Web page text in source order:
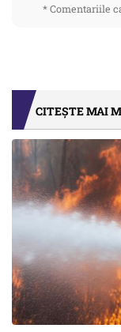
* Comentariile
CITEȘTE MAI